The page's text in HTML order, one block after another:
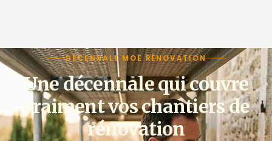
DÉCENNALE MOE RÉNOVATION
Une décennale qui couvre
vraiment vos chantiers de
rénovation